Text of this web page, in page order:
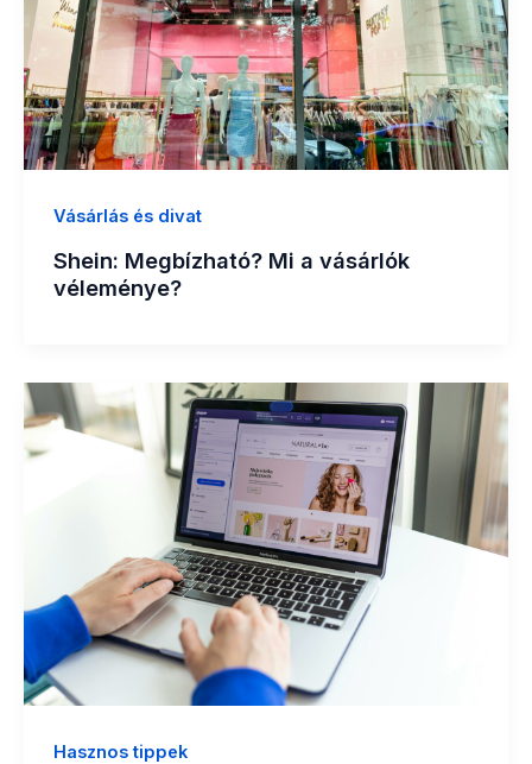
Vásárlás és divat
Shein: Megbízható? Mi a vásárlók
véleménye?
Hasznos tippek